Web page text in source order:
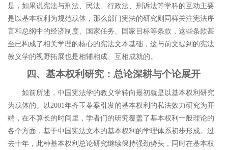
是，如果说宪法与刑法、民法、行政法、刑诉法等学科的互动主要
是以基本权利为规范载体，那么部门宪法的研究则同样关注宪法序
言和总纲中的经济制度、国家任务、国家目标等条款，这些条款甚
至已构成了相关学理的核心的宪法文本基础，这与前文提到的宪法
教义学的视野拓展也是相辅相成、互相成就的。
四、基本权利研究：总论深耕与个论展开
如前所述，中国宪法学的教义学转向最初就是以基本权利研究
为载体的。以2001年齐玉苓案引发的基本权利的私法效力研究为开
端，在不算长的时间里，学者们的研究覆盖了基本权利一般理论的
各个方面，基于中国宪法文本的基本权利的学理体系初步形成。过
去十年，此种基本权利总论研究继续保持强劲势头，同时在基本权